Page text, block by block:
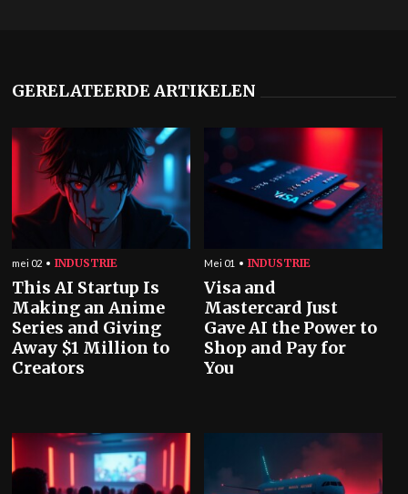
GERELATEERDE ARTIKELEN
mei 02 INDUSTRIE
This AI Startup Is
Making an Anime
Series and Giving
Away $1 Million to
Creators
Mei 01 INDUSTRIE
Visa and
Mastercard Just
Gave AI the Power to
Shop and Pay for
You